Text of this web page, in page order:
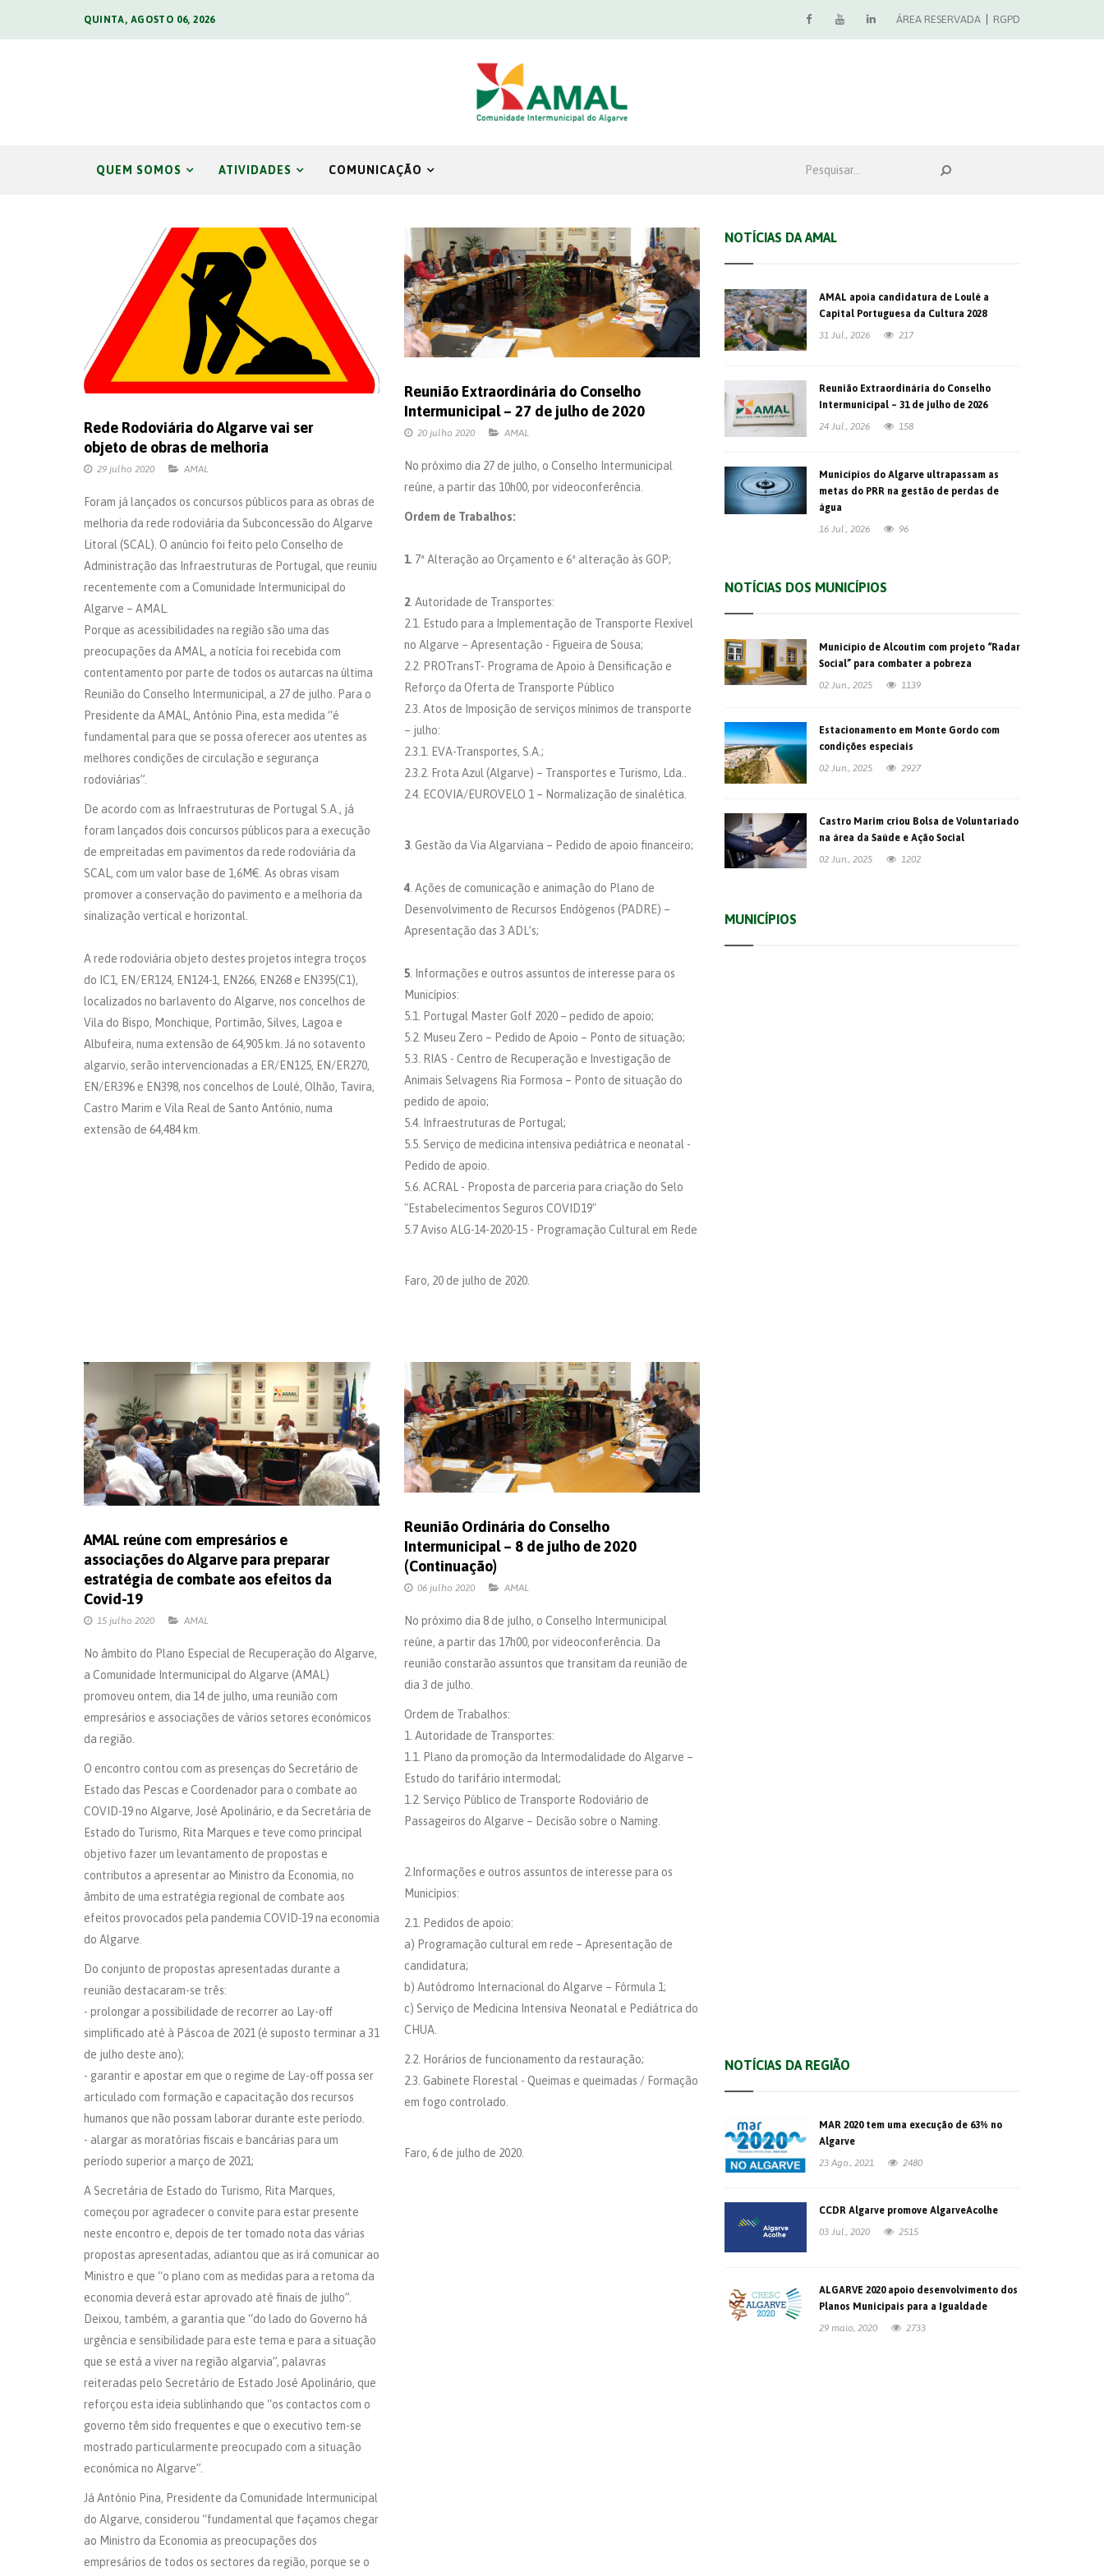
QUINTA, AGOSTO 06, 2026 ÁREA RESERVADA RGPD
QUEM SOMOS ATIVIDADES COMUNICAÇÃO
Rede Rodoviária do Algarve vai ser
objeto de obras de melhoria
29 julho 2020 AMAL
Foram já lançados os concursos públicos para as obras de
melhoria da rede rodoviária da Subconcessão do Algarve
Litoral (SCAL). O anúncio foi feito pelo Conselho de
Administração das Infraestruturas de Portugal, que reuniu
recentemente com a Comunidade Intermunicipal do
Algarve – AMAL.
Porque as acessibilidades na região são uma das
preocupações da AMAL, a notícia foi recebida com
contentamento por parte de todos os autarcas na última
Reunião do Conselho Intermunicipal, a 27 de julho. Para o
Presidente da AMAL, António Pina, esta medida “é
fundamental para que se possa oferecer aos utentes as
melhores condições de circulação e segurança
rodoviárias”.
De acordo com as Infraestruturas de Portugal S.A., já
foram lançados dois concursos públicos para a execução
de empreitadas em pavimentos da rede rodoviária da
SCAL, com um valor base de 1,6M€. As obras visam
promover a conservação do pavimento e a melhoria da
sinalização vertical e horizontal.
A rede rodoviária objeto destes projetos integra troços
do IC1, EN/ER124, EN124-1, EN266, EN268 e EN395(C1),
localizados no barlavento do Algarve, nos concelhos de
Vila do Bispo, Monchique, Portimão, Silves, Lagoa e
Albufeira, numa extensão de 64,905 km. Já no sotavento
algarvio, serão intervencionadas a ER/EN125, EN/ER270,
EN/ER396 e EN398, nos concelhos de Loulé, Olhão, Tavira,
Castro Marim e Vila Real de Santo António, numa
extensão de 64,484 km.
Reunião Extraordinária do Conselho
Intermunicipal – 27 de julho de 2020
20 julho 2020 AMAL
No próximo dia 27 de julho, o Conselho Intermunicipal
reúne, a partir das 10h00, por videoconferência.
Ordem de Trabalhos:
1. 7ª Alteração ao Orçamento e 6ª alteração às GOP;
2. Autoridade de Transportes:
2.1. Estudo para a Implementação de Transporte Flexível
no Algarve – Apresentação - Figueira de Sousa;
2.2. PROTransT- Programa de Apoio à Densificação e
Reforço da Oferta de Transporte Público
2.3. Atos de Imposição de serviços mínimos de transporte
– julho:
2.3.1. EVA-Transportes, S.A.;
2.3.2. Frota Azul (Algarve) – Transportes e Turismo, Lda..
2.4. ECOVIA/EUROVELO 1 – Normalização de sinalética.
3. Gestão da Via Algarviana – Pedido de apoio financeiro;
4. Ações de comunicação e animação do Plano de
Desenvolvimento de Recursos Endógenos (PADRE) –
Apresentação das 3 ADL’s;
5. Informações e outros assuntos de interesse para os
Municípios:
5.1. Portugal Master Golf 2020 – pedido de apoio;
5.2. Museu Zero – Pedido de Apoio – Ponto de situação;
5.3. RIAS - Centro de Recuperação e Investigação de
Animais Selvagens Ria Formosa – Ponto de situação do
pedido de apoio;
5.4. Infraestruturas de Portugal;
5.5. Serviço de medicina intensiva pediátrica e neonatal -
Pedido de apoio.
5.6. ACRAL - Proposta de parceria para criação do Selo
"Estabelecimentos Seguros COVID19"
5.7 Aviso ALG-14-2020-15 - Programação Cultural em Rede
Faro, 20 de julho de 2020.
AMAL reúne com empresários e
associações do Algarve para preparar
estratégia de combate aos efeitos da
Covid-19
15 julho 2020 AMAL
No âmbito do Plano Especial de Recuperação do Algarve,
a Comunidade Intermunicipal do Algarve (AMAL)
promoveu ontem, dia 14 de julho, uma reunião com
empresários e associações de vários setores económicos
da região.
O encontro contou com as presenças do Secretário de
Estado das Pescas e Coordenador para o combate ao
COVID-19 no Algarve, José Apolinário, e da Secretária de
Estado do Turismo, Rita Marques e teve como principal
objetivo fazer um levantamento de propostas e
contributos a apresentar ao Ministro da Economia, no
âmbito de uma estratégia regional de combate aos
efeitos provocados pela pandemia COVID-19 na economia
do Algarve.
Do conjunto de propostas apresentadas durante a
reunião destacaram-se três:
- prolongar a possibilidade de recorrer ao Lay-off
simplificado até à Páscoa de 2021 (é suposto terminar a 31
de julho deste ano);
- garantir e apostar em que o regime de Lay-off possa ser
articulado com formação e capacitação dos recursos
humanos que não possam laborar durante este período.
- alargar as moratórias fiscais e bancárias para um
período superior a março de 2021;
A Secretária de Estado do Turismo, Rita Marques,
começou por agradecer o convite para estar presente
neste encontro e, depois de ter tomado nota das várias
propostas apresentadas, adiantou que as irá comunicar ao
Ministro e que “o plano com as medidas para a retoma da
economia deverá estar aprovado até finais de julho”.
Deixou, também, a garantia que “do lado do Governo há
urgência e sensibilidade para este tema e para a situação
que se está a viver na região algarvia”, palavras
reiteradas pelo Secretário de Estado José Apolinário, que
reforçou esta ideia sublinhando que “os contactos com o
governo têm sido frequentes e que o executivo tem-se
mostrado particularmente preocupado com a situação
económica no Algarve”.
Já António Pina, Presidente da Comunidade Intermunicipal
do Algarve, considerou “fundamental que façamos chegar
ao Ministro da Economia as preocupações dos
empresários de todos os sectores da região, porque se o
Reunião Ordinária do Conselho
Intermunicipal – 8 de julho de 2020
(Continuação)
06 julho 2020 AMAL
No próximo dia 8 de julho, o Conselho Intermunicipal
reúne, a partir das 17h00, por videoconferência. Da
reunião constarão assuntos que transitam da reunião de
dia 3 de julho.
Ordem de Trabalhos:
1. Autoridade de Transportes:
1.1. Plano da promoção da Intermodalidade do Algarve –
Estudo do tarifário intermodal;
1.2. Serviço Público de Transporte Rodoviário de
Passageiros do Algarve – Decisão sobre o Naming.
2.Informações e outros assuntos de interesse para os
Municípios:
2.1. Pedidos de apoio:
a) Programação cultural em rede – Apresentação de
candidatura;
b) Autódromo Internacional do Algarve – Fórmula 1;
c) Serviço de Medicina Intensiva Neonatal e Pediátrica do
CHUA.
2.2. Horários de funcionamento da restauração;
2.3. Gabinete Florestal - Queimas e queimadas / Formação
em fogo controlado.
Faro, 6 de julho de 2020.
NOTÍCIAS DA AMAL
AMAL apoia candidatura de Loulé a
Capital Portuguesa da Cultura 2028
31 Jul., 2026
217
Reunião Extraordinária do Conselho
Intermunicipal – 31 de julho de 2026
24 Jul., 2026
158
Municípios do Algarve ultrapassam as
metas do PRR na gestão de perdas de
água
16 Jul., 2026
96
NOTÍCIAS DOS MUNICÍPIOS
Município de Alcoutim com projeto “Radar
Social” para combater a pobreza
02 Jun., 2025
1139
Estacionamento em Monte Gordo com
condições especiais
02 Jun., 2025
2927
Castro Marim criou Bolsa de Voluntariado
na área da Saúde e Ação Social
02 Jun., 2025
1202
MUNICÍPIOS
NOTÍCIAS DA REGIÃO
MAR 2020 tem uma execução de 63% no
Algarve
23 Ago., 2021
2480
CCDR Algarve promove AlgarveAcolhe
03 Jul., 2020
2515
ALGARVE 2020 apoio desenvolvimento dos
Planos Municipais para a Igualdade
29 maio, 2020
2733